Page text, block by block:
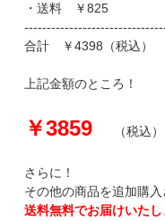
・送料 ￥825
合計 ￥4398（税込）
上記金額のところ！
￥3859 （税込）
さらに！
その他の商品を追加購入
送料無料でお届けいたし